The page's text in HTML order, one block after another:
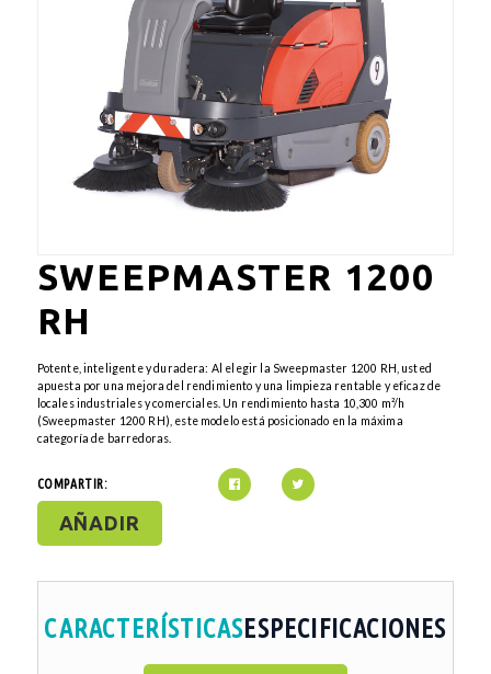
SWEEPMASTER 1200
RH
Potente, inteligente y duradera: Al elegir la Sweepmaster 1200 RH, usted
apuesta por una mejora del rendimiento y una limpieza rentable y eficaz de
locales industriales y comerciales. Un rendimiento hasta 10,300 m²/h
(Sweepmaster 1200 RH), este modelo está posicionado en la máxima
categoría de barredoras.
COMPARTIR:
AÑADIR
CARACTERÍSTICASESPECIFICACIONES